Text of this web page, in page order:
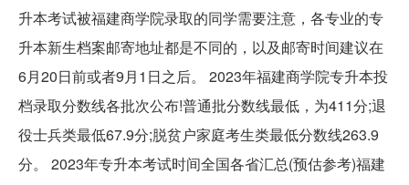
升本考试被福建商学院录取的同学需要注意，各专业的专
升本新生档案邮寄地址都是不同的，以及邮寄时间建议在
6月20日前或者9月1日之后。 2023年福建商学院专升本投
档录取分数线各批次公布!普通批分数线最低，为411分;退
役士兵类最低67.9分;脱贫户家庭考生类最低分数线263.9
分。 2023年专升本考试时间全国各省汇总(预估参考)福建